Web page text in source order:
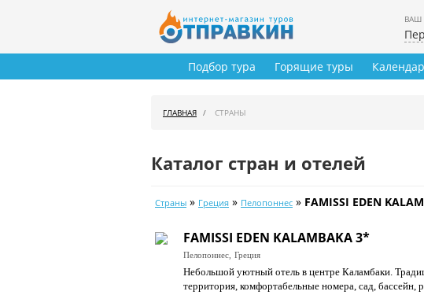
ВАШ
Подбор тура Горящие туры
ГЛАВНАЯ СТРАНЫ
Каталог стран и отелей
Страны » Греция » Пелопоннес » FAMISSI EDEN
FAMISSI EDEN KALAMBAKA 3*
Пелопоннес, Греция
Небольшой уютный отель в центре Каламбаки.
территория, комфортабельные номера, сад,